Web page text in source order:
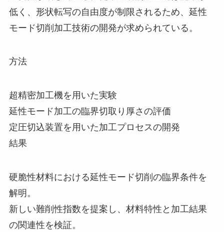
低く、形状転写の自由度が制限されるため、延性
モード切削加工技術の開発が求められている。
方法
超精密加工機を用いた実験
延性モード加工の臨界切取り厚さの評価
定圧切込装置を用いた加工プロセスの開発
結果
硬脆性材料における延性モード切削の臨界条件を
解明。
新しい難削性指数を提案し、材料特性と加工結果
の関連性を検証。